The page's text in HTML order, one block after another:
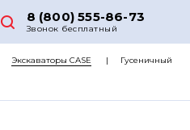
8 (800) 555-86-73
Звонок бесплатный
НАС
Экскаваторы CASE
Гусеничный